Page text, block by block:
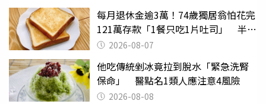
每月退休金逾3萬！74歲獨居翁怕花完
121萬存款「1餐只吃1片吐司」 半年
後暴瘦嚇壞女兒
2026-08-07
他吃傳統剉冰竟拉到脫水「緊急洗腎
保命」 醫點名1類人應注意4風險
2026-08-08